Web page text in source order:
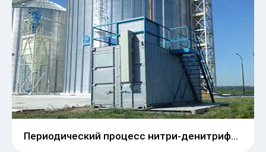
Периодический процесс нитри-денитрификации MBR